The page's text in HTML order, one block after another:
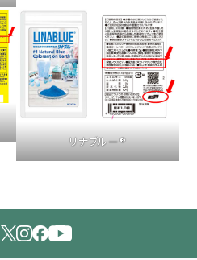
リナブルー®